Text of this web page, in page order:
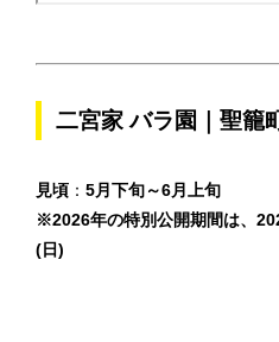
二宮家 バラ園｜聖籠
見頃 ： 5月下旬～6月上旬
※2026年の特別公開期間は、
(日)